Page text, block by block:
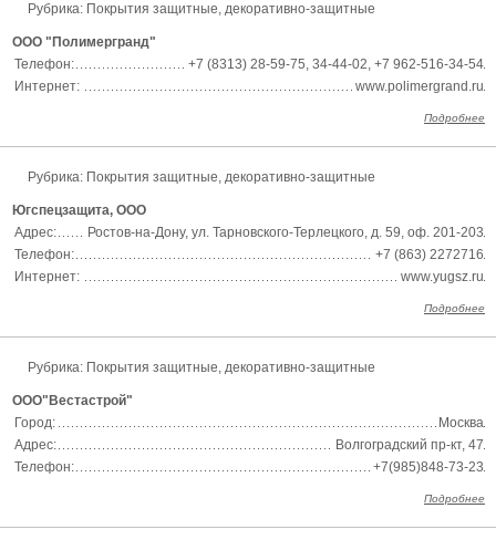
Рубрика: Покрытия защитные, декоративно-защитные
ООО "Полимергранд"
Телефон:
+7 (8313) 28-59-75, 34-44-02, +7 962-516-34-54
Интернет:
www.polimergrand.ru
Подробнее
Рубрика: Покрытия защитные, декоративно-защитные
Югспецзащита, ООО
Адрес:
Ростов-на-Дону, ул. Тарновского-Терлецкого, д. 59, оф. 201-203
Телефон:
+7 (863) 2272716
Интернет:
www.yugsz.ru
Подробнее
Рубрика: Покрытия защитные, декоративно-защитные
ООО"Вестастрой"
Город:
Москва
Адрес:
Волгоградский пр-кт, 47
Телефон:
+7(985)848-73-23
Подробнее